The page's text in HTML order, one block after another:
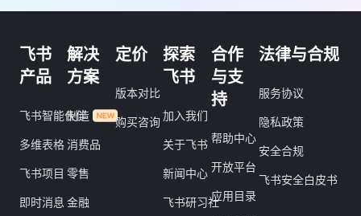
飞书
产品
飞书智能伙伴
多维表格
飞书项目
即时消息
解决
方案
制造
消费品
零售
金融
定价
版本对比
购买咨询
探索
飞书
加入我们
关于飞书
新闻中心
飞书研习社
合作
与支
持
帮助中心
开放平台
应用目录
法律与合规
服务协议
隐私政策
安全合规
飞书安全白皮书